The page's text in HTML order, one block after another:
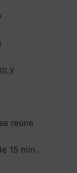
y
reúne
15 min.